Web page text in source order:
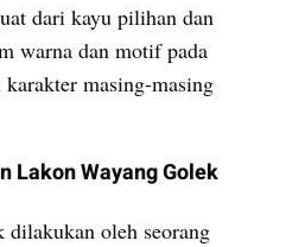
dari kayu pilihan dan
warna dan motif pada
masing-masing
Lakon Wayang Golek
dilakukan oleh seorang